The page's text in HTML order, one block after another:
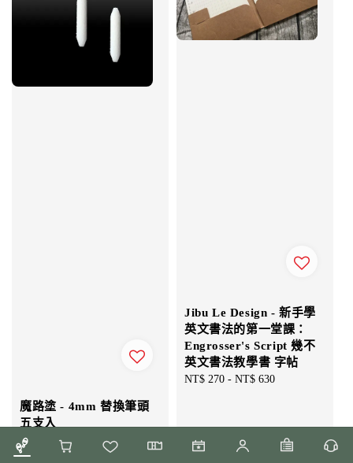
魔路塗 - 4mm 替換筆頭
五支入
Sale
price
NT$ 80 -NT$ 120 Regular
NT$ 90 NT$ 130
Jibu Le Design - 新手學
英文書法的第一堂課：
Engrosser's Script 幾不
英文書法教學書 字帖
Regular
NT$ 270 - NT$ 630